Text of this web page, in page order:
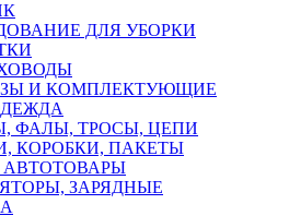
ДЛЯ УБОРКИ
И КОМПЛЕКТУЮЩИЕ
ФАЛЫ, ТРОСЫ, ЦЕПИ
КОРОБКИ, ПАКЕТЫ
АВТОТОВАРЫ